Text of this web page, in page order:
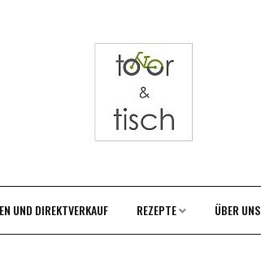
UND DIREKTVERKAUF REZEPTE ÜBER UNS